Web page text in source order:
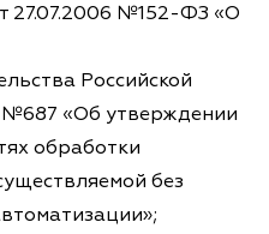
27.07.2006 №152-ФЗ «О
Российской
«Об утверждении
обработки
без